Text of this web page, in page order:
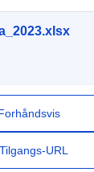
Tilgangs-URL